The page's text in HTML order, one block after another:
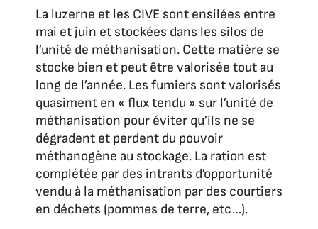
La luzerne et les CIVE sont ensilées entre
mai et juin et stockées dans les silos de
l’unité de méthanisation. Cette matière se
stocke bien et peut être valorisée tout au
long de l’année. Les fumiers sont valorisés
quasiment en « flux tendu » sur l’unité de
méthanisation pour éviter qu’ils ne se
dégradent et perdent du pouvoir
méthanogène au stockage. La ration est
complétée par des intrants d’opportunité
vendu à la méthanisation par des courtiers
en déchets (pommes de terre, etc…).